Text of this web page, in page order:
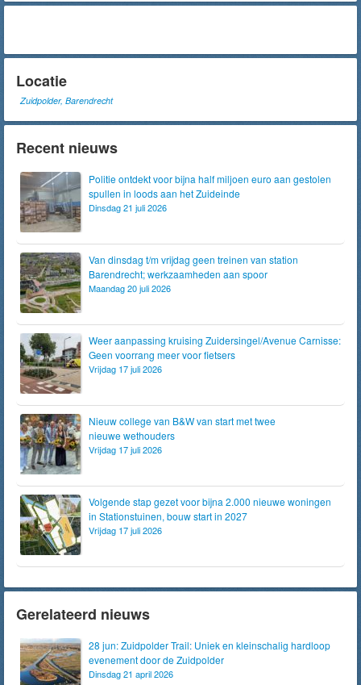
Locatie
Zuidpolder, Barendrecht
Recent nieuws
Politie ontdekt voor bijna half miljoen euro aan gestolen
spullen in loods aan het Zuideinde
Dinsdag 21 juli 2026
Van dinsdag t/m vrijdag geen treinen van station
Barendrecht; werkzaamheden aan spoor
Maandag 20 juli 2026
Weer aanpassing kruising Zuidersingel/Avenue Carnisse:
Geen voorrang meer voor fietsers
Vrijdag 17 juli 2026
Nieuw college van B&W van start met twee
nieuwe wethouders
Vrijdag 17 juli 2026
Volgende stap gezet voor bijna 2.000 nieuwe woningen
in Stationstuinen, bouw start in 2027
Vrijdag 17 juli 2026
Gerelateerd nieuws
28 jun: Zuidpolder Trail: Uniek en kleinschalig hardloop
evenement door de Zuidpolder
Dinsdag 21 april 2026